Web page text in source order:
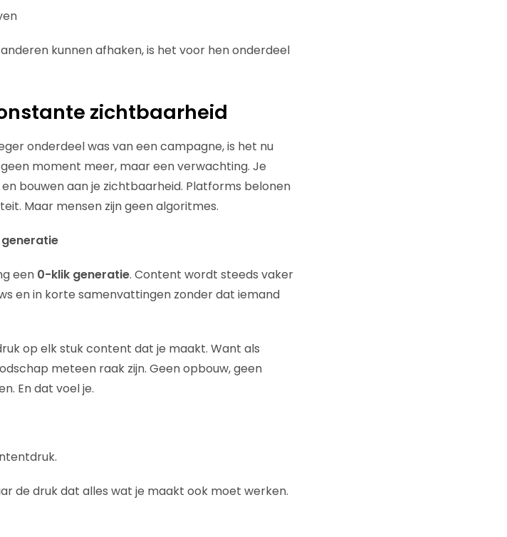
kunnen afhaken, is het voor hen onderdeel
zichtbaarheid
onderdeel was van een campagne, is het nu
moment meer, maar een verwachting. Je
bouwen aan je zichtbaarheid. Platforms belonen
Maar mensen zijn geen algoritmes.
een 0-klik generatie. Content wordt steeds vaker
en in korte samenvattingen zonder dat iemand
op elk stuk content dat je maakt. Want als
meteen raak zijn. Geen opbouw, geen
En dat voel je.
de druk dat alles wat je maakt ook moet werken.